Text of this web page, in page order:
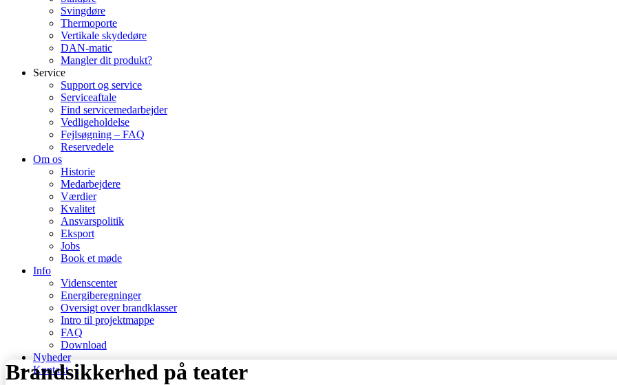
Svingdøre
Thermoporte
Vertikale skydedøre
DAN-matic
Mangler dit produkt?
Service
Support og service
Serviceaftale
Find servicemedarbejder
Vedligeholdelse
Fejlsøgning – FAQ
Reservedele
Om os
Historie
Medarbejdere
Værdier
Kvalitet
Ansvarspolitik
Eksport
Jobs
Book et møde
Info
Videnscenter
Energiberegninger
Oversigt over brandklasser
Intro til projektmappe
FAQ
Download
Nyheder
Kontakt
Brandsikkerhed på teater